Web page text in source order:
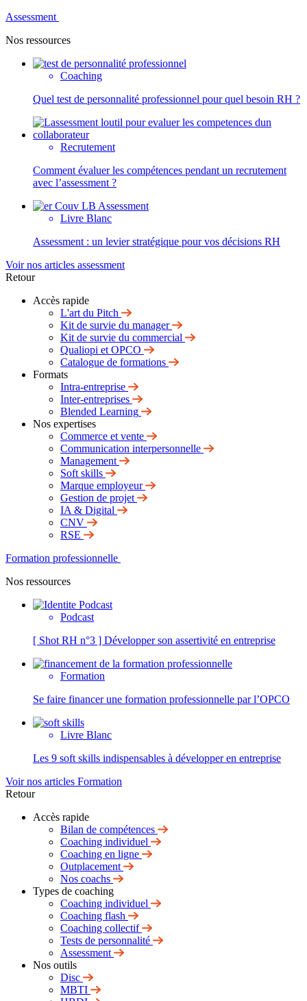
Assessment
Nos ressources
Coaching
Quel test de personnalité professionnel pour quel besoin RH ?
Recrutement
Comment évaluer les compétences pendant un recrutement
avec l’assessment ?
Livre Blanc
Assessment : un levier stratégique pour vos décisions RH
Voir nos articles assessment
Retour
Accès rapide
L'art du Pitch
Kit de survie du manager
Kit de survie du commercial
Qualiopi et OPCO
Catalogue de formations
Formats
Intra-entreprise
Inter-entreprises
Blended Learning
Nos expertises
Commerce et vente
Communication interpersonnelle
Management
Soft skills
Marque employeur
Gestion de projet
IA & Digital
CNV
RSE
Formation professionnelle
Nos ressources
Podcast
[ Shot RH n°3 ] Développer son assertivité en entreprise
Formation
Se faire financer une formation professionnelle par l’OPCO
Livre Blanc
Les 9 soft skills indispensables à développer en entreprise
Voir nos articles Formation
Retour
Accès rapide
Bilan de compétences
Coaching individuel
Coaching en ligne
Outplacement
Nos coachs
Types de coaching
Coaching individuel
Coaching flash
Coaching collectif
Tests de personnalité
Assessment
Nos outils
Disc
MBTI